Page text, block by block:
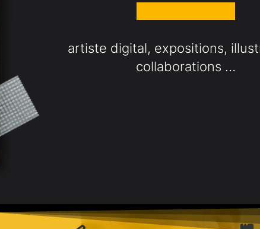
artiste digital, expositions,
collaborations …